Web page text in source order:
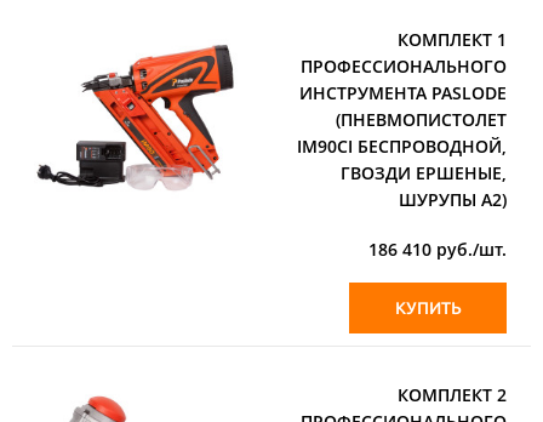
КОМПЛЕКТ 1
ПРОФЕССИОНАЛЬНОГО
ИНСТРУМЕНТА PASLODE
(ПНЕВМОПИСТОЛЕТ
IM90CI БЕСПРОВОДНОЙ,
ГВОЗДИ ЕРШЕНЫЕ,
ШУРУПЫ А2)
186 410 руб./шт.
КУПИТЬ
КОМПЛЕКТ 2